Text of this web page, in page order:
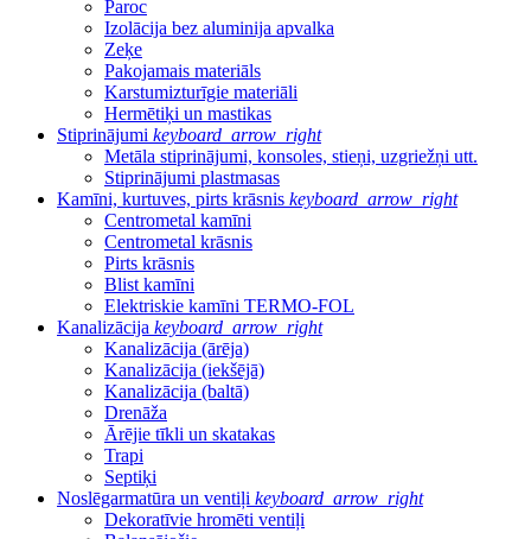
Paroc
Izolācija bez aluminija apvalka
Zeķe
Pakojamais materiāls
Karstumizturīgie materiāli
Hermētiķi un mastikas
Stiprinājumi keyboard_arrow_right
Metāla stiprinājumi, konsoles, stieņi, uzgriežņi utt.
Stiprinājumi plastmasas
Kamīni, kurtuves, pirts krāsnis keyboard_arrow_right
Centrometal kamīni
Centrometal krāsnis
Pirts krāsnis
Blist kamīni
Elektriskie kamīni TERMO-FOL
Kanalizācija keyboard_arrow_right
Kanalizācija (ārēja)
Kanalizācija (iekšējā)
Kanalizācija (baltā)
Drenāža
Ārējie tīkli un skatakas
Trapi
Septiķi
Noslēgarmatūra un ventiļi keyboard_arrow_right
Dekoratīvie hromēti ventiļi